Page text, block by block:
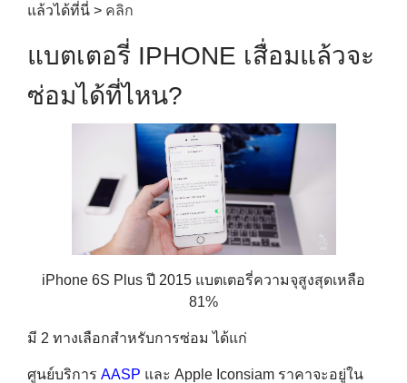
แล้วได้ที่นี่ > คลิก
แบตเตอรี่ IPHONE เสื่อมแล้วจะ
ซ่อมได้ที่ไหน?
iPhone 6S Plus ปี 2015 แบตเตอรี่ความจุสูงสุดเหลือ
81%
มี 2 ทางเลือกสำหรับการซ่อม ได้แก่
ศูนย์บริการ AASP และ Apple Iconsiam ราคาจะอยู่ใน